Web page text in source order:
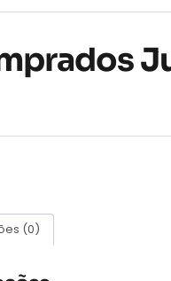
(0)